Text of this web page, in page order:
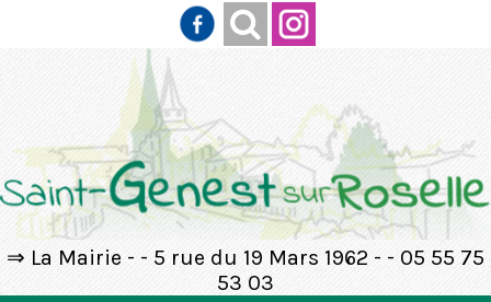
⇒ La Mairie - - 5 rue du 19 Mars 1962 - - 05 55 75
53 03